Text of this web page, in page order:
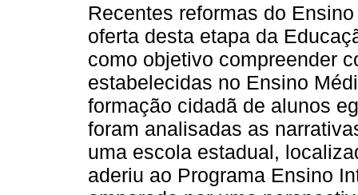
Recentes reformas do
oferta desta etapa da
como objetivo compreender
estabelecidas no Ensino
formação cidadã de alunos
foram analisadas as
uma escola estadual,
aderiu ao Programa Ensino